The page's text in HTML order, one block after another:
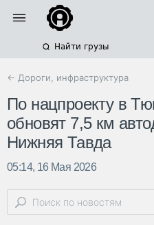
Найти грузы
← Дороги, инфраструктура
По нацпроекту в
обновят 7,5 км
Нижняя Тавда
05:14, 16 Мая 2026